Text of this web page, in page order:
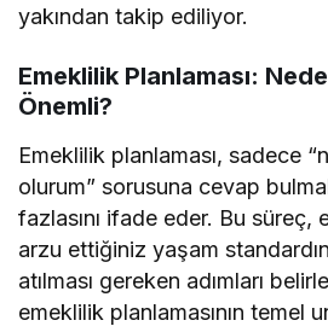
yakından takip ediliyor.
Emeklilik Planlaması:
Önemli?
Emeklilik planlaması, sadece
olurum” sorusuna cevap
fazlasını ifade eder. Bu süreç,
arzu ettiğiniz yaşam
atılması gereken adımları
emeklilik planlamasının temel